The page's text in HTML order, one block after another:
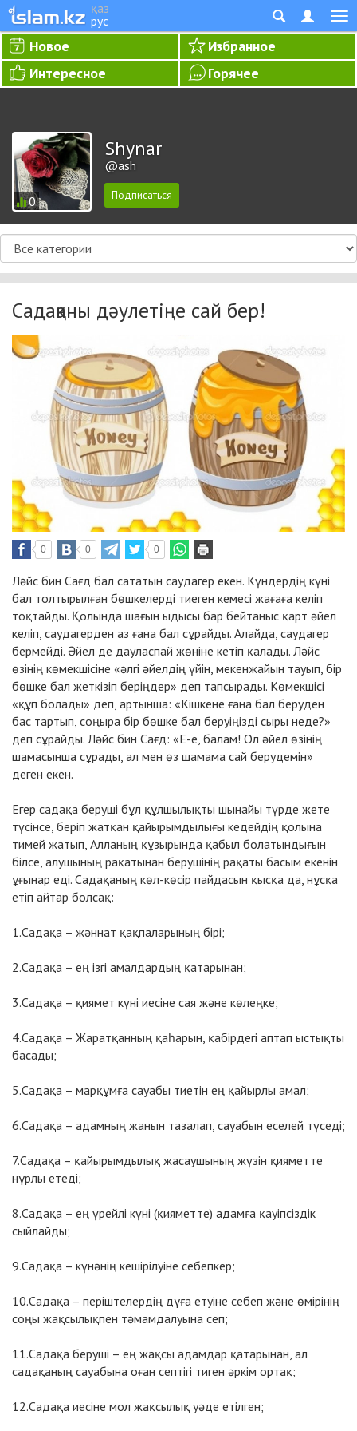
қаз
рус
Новое
Избранное
Интересное
Горячее
0
Shynar
@ash
Садақаны дәулетіңе сай бер!
0 0 0
Ләйс бин Сағд бал сататын саудагер екен. Күндердің күні
бал толтырылған бөшкелерді тиеген кемесі жағаға келіп
тоқтайды. Қолында шағын ыдысы бар бейтаныс қарт әйел
келіп, саудагерден аз ғана бал сұрайды. Алайда, саудагер
бермейді. Әйел де дауласпай жөніне кетіп қалады. Ләйс
өзінің көмекшісіне «әлгі әйелдің үйін, мекенжайын тауып, бір
бөшке бал жеткізіп беріңдер» деп тапсырады. Көмекшісі
«құп болады» деп, артынша: «Кішкене ғана бал беруден
бас тартып, соңыра бір бөшке бал беруіңізді сыры неде?»
деп сұрайды. Ләйс бин Сағд: «Е-е, балам! Ол әйел өзінің
шамасынша сұрады, ал мен өз шамама сай берудемін»
деген екен.
Егер садақа беруші бұл құлшылықты шынайы түрде жете
түсінсе, беріп жатқан қайырымдылығы кедейдің қолына
тимей жатып, Алланың құзырында қабыл болатындығын
білсе, алушының рақатынан берушінің рақаты басым екенін
ұғынар еді. Садақаның көл-көсір пайдасын қысқа да, нұсқа
етіп айтар болсақ:
1.Садақа – жәннат қақпаларының бірі;
2.Садақа – ең ізгі амалдардың қатарынан;
3.Садақа – қиямет күні иесіне сая және көлеңке;
4.Садақа – Жаратқанның қаһарын, қабірдегі аптап ыстықты
басады;
5.Садақа – марқұмға сауабы тиетін ең қайырлы амал;
6.Садақа – адамның жанын тазалап, сауабын еселей түседі;
7.Садақа – қайырымдылық жасаушының жүзін қияметте
нұрлы етеді;
8.Садақа – ең үрейлі күні (қияметте) адамға қауіпсіздік
сыйлайды;
9.Садақа – күнәнің кешірілуіне себепкер;
10.Садақа – періштелердің дұға етуіне себеп және өмірінің
соңы жақсылықпен тәмамдалуына сеп;
11.Садақа беруші – ең жақсы адамдар қатарынан, ал
садақаның сауабына оған септігі тиген әркім ортақ;
12.Садақа иесіне мол жақсылық уәде етілген;